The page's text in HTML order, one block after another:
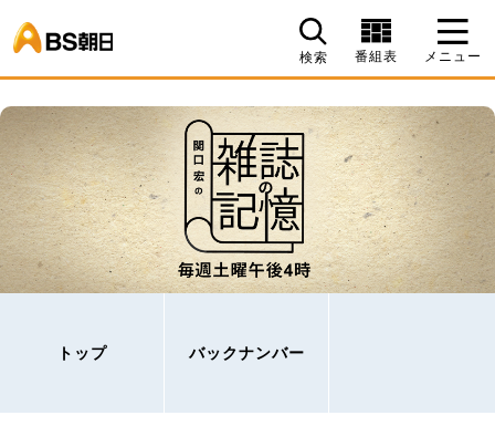
検索 番組表 メニュー
トップ バックナンバー